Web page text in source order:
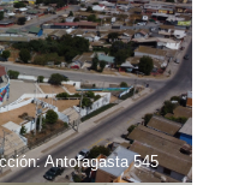
Antofagasta 545